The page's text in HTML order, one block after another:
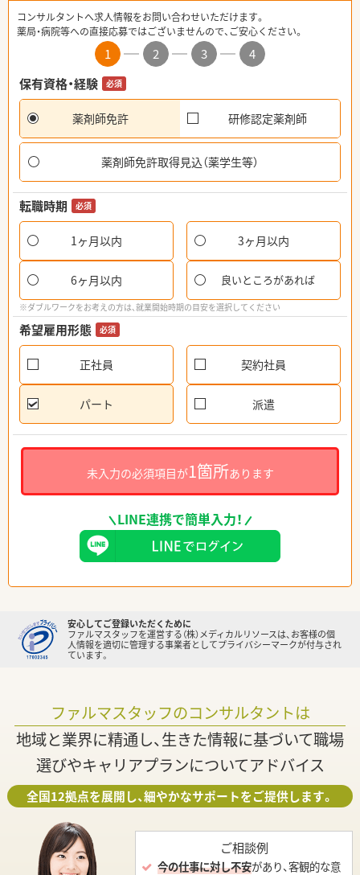
コンサルタントへ求人情報をお問い合わせいただけます。
薬局・病院等への直接応募ではございませんので、ご安心ください。
1 2 3
4
保有資格・経験
必須
薬剤師免許 研修認定薬剤師
薬剤師免許取得見込（薬学生等）
転職時期 必須
1ヶ月以内 3ヶ月以内
6ヶ月以内 良いところがあれば
※ダブルワークをお考えの方は、就業開始時期の目安を選択してください
希望雇用形態 必須
正社員 契約社員
パート 派遣
未入力の必須項目が1箇所あります
LINE連携で簡単入力！
安心してご登録いただくために
ファルマスタッフを運営する（株）メディカルリソースは、お客様の個
人情報を適切に管理する事業者としてプライバシーマークが付与され
ています。
ファルマスタッフのコンサルタントは
地域と業界に精通し、生きた情報に基づいて職場
選びやキャリアプランについてアドバイス
全国12拠点を展開し、細やかなサポートをご提供します。
ご相談例
今の仕事に対し不安があり、客観的な意